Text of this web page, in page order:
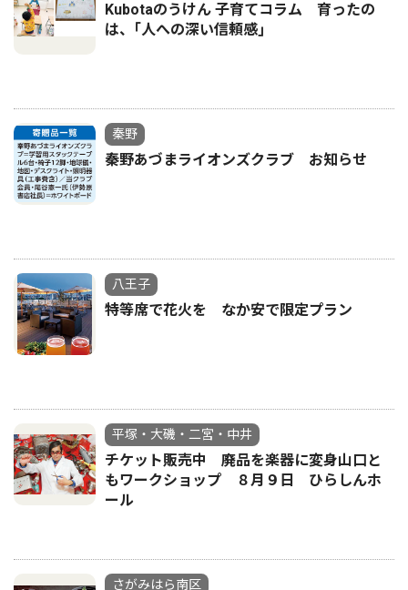
Kubotaのうけん 子育てコラム 育ったの
は、｢人への深い信頼感｣
秦野
秦野あづまライオンズクラブ お知らせ
八王子
特等席で花火を なか安で限定プラン
平塚・大磯・二宮・中井
チケット販売中 廃品を楽器に変身山口と
もワークショップ ８月９日 ひらしんホ
ール
さがみはら南区